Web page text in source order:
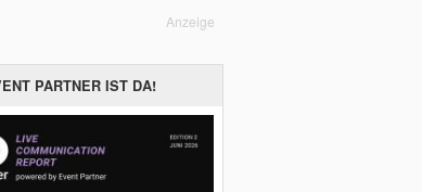
Anzeige
PARTNER IST DA!